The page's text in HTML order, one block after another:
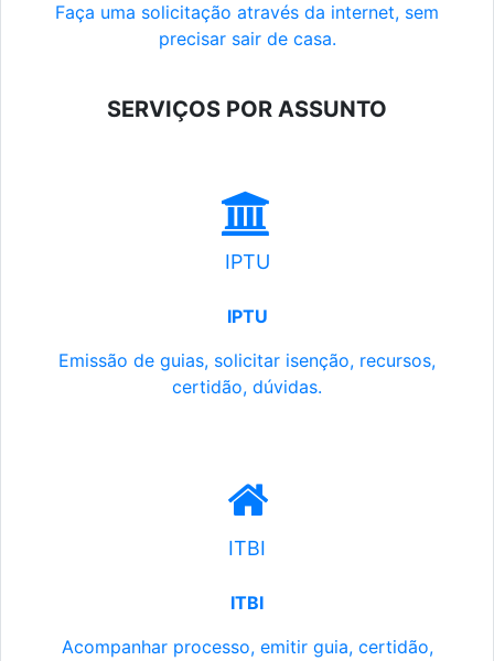
Faça uma solicitação através da internet, sem
precisar sair de casa.
SERVIÇOS POR ASSUNTO
IPTU
IPTU
Emissão de guias, solicitar isenção, recursos,
certidão, dúvidas.
ITBI
ITBI
Acompanhar processo, emitir guia, certidão,